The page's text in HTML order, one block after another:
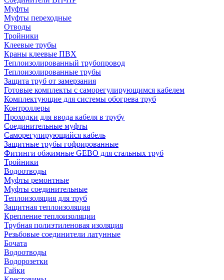
Муфты
Муфты переходные
Отводы
Тройники
Клеевые трубы
Краны клеевые ПВХ
Теплоизолированный трубопровод
Теплоизолированные трубы
Защита труб от замерзания
Готовые комплекты с саморегулирующимся кабелем
Комплектующие для системы обогрева труб
Контроллеры
Проходки для ввода кабеля в трубу
Соединительные муфты
Саморегулирующийся кабель
Защитные трубы гофрированные
Фитинги обжимные GEBO для стальных труб
Тройники
Водоотводы
Муфты ремонтные
Муфты соединительные
Теплоизоляция для труб
Защитная теплоизоляция
Крепление теплоизоляции
Трубная полиэтиленовая изоляция
Резьбовые соединители латунные
Бочата
Водоотводы
Водорозетки
Гайки